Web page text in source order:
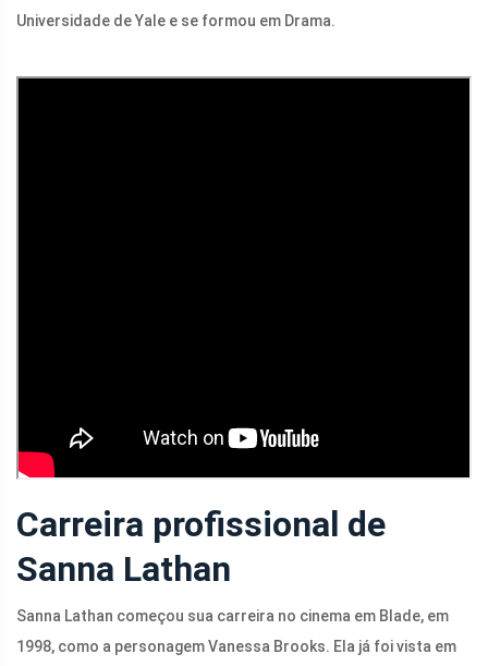
Universidade de Yale e se formou em Drama.
Carreira profissional de
Sanna Lathan
Sanna Lathan começou sua carreira no cinema em Blade, em
1998, como a personagem Vanessa Brooks. Ela já foi vista em